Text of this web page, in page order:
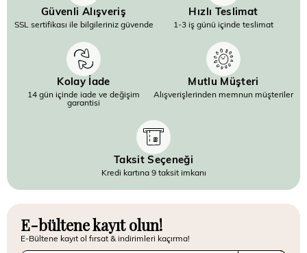
Güvenli Alışveriş
SSL sertifikası ile bilgileriniz güvende
Hızlı Teslimat
1-3 iş günü içinde teslimat
Kolay İade
14 gün içinde iade ve değişim
garantisi
Mutlu Müşteri
Alışverişlerinden memnun müşteriler
Taksit Seçeneği
Kredi kartına 9 taksit imkanı
E-bültene kayıt olun!
E-Bültene kayıt ol fırsat & indirimleri kaçırma!